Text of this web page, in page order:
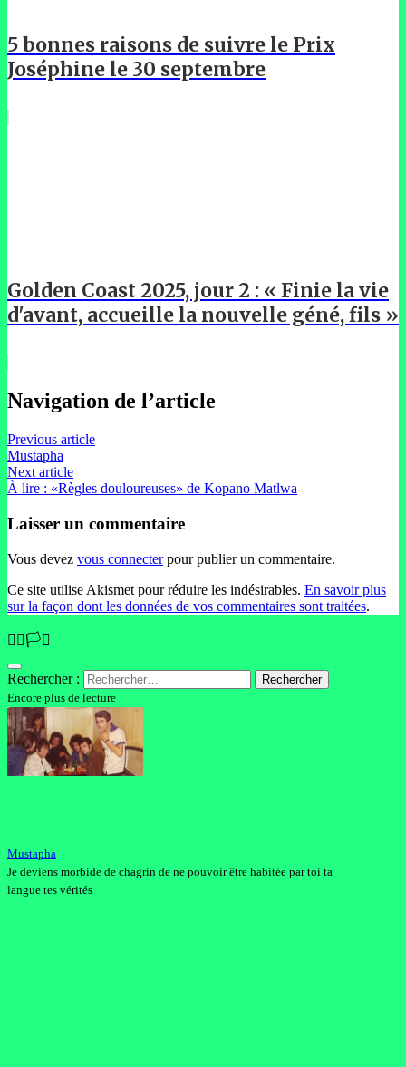
5 bonnes raisons de suivre le Prix
Joséphine le 30 septembre
Golden Coast 2025, jour 2 : « Finie la vie
d'avant, accueille la nouvelle géné, fils »
Navigation de l’article
Previous article
Mustapha
Next article
À lire : «Règles douloureuses» de Kopano Matlwa
Laisser un commentaire
Vous devez vous connecterpour publier un commentaire.
Ce site utilise Akismet pour réduire les indésirables. En savoir plus
sur la façon dont les données de vos commentaires sont traitées.
🏳️‍🌈🏳️‍⚧️
Rechercher :
Encore plus de lecture
Mustapha
Je deviens morbide de chagrin de ne pouvoir être habitée par toi ta
langue tes vérités